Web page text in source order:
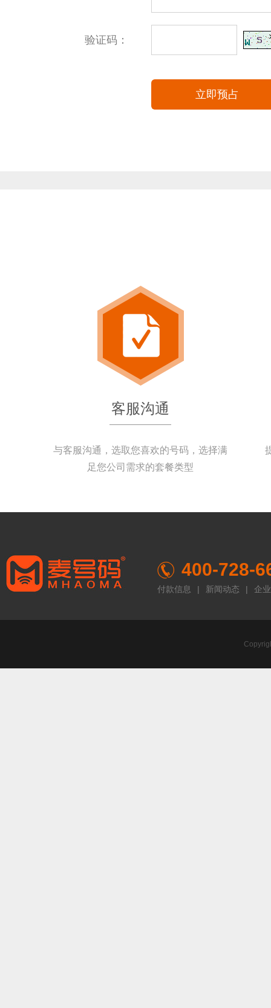
验证码：
客服沟通
与客服沟通，选取您喜欢的号码，选择满
足您公司需求的套餐类型
400-728-
付款信息 | 新闻动态 | 企